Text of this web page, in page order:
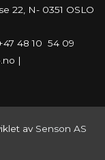
22, N- 0351 OSLO
48 10 54 09
|
av Senson AS